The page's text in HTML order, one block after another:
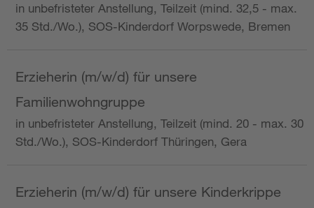
in unbefristeter Anstellung, Teilzeit (mind. 32,5 - max.
35 Std./Wo.), SOS-Kinderdorf Worpswede, Bremen
Erzieherin (m/w/d) für unsere
Familienwohngruppe
in unbefristeter Anstellung, Teilzeit (mind. 20 - max. 30
Std./Wo.), SOS-Kinderdorf Thüringen, Gera
Erzieherin (m/w/d) für unsere Kinderkrippe